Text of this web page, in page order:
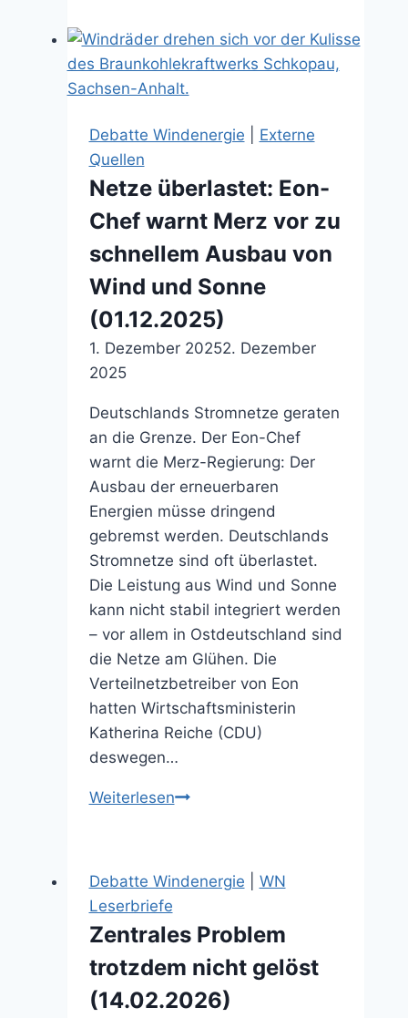
Düsseldorf
(30.01.2026)
Debatte Windenergie
Externe
Quellen
Netze überlastet: Eon-
Chef warnt Merz vor zu
schnellem Ausbau von
Wind und Sonne
(01.12.2025)
1. Dezember 20252. Dezember
2025
Deutschlands Stromnetze geraten
an die Grenze. Der Eon-Chef
warnt die Merz-Regierung: Der
Ausbau der erneuerbaren
Energien müsse dringend
gebremst werden. Deutschlands
Stromnetze sind oft überlastet.
Die Leistung aus Wind und Sonne
kann nicht stabil integriert werden
– vor allem in Ostdeutschland sind
die Netze am Glühen. Die
Verteilnetzbetreiber von Eon
hatten Wirtschaftsministerin
Katherina Reiche (CDU)
deswegen…
WeiterlesenNetze
warnt
vor
zu
schnellem
Debatte Windenergie
WN
Leserbriefe
Zentrales Problem
trotzdem nicht gelöst
(14.02.2026)